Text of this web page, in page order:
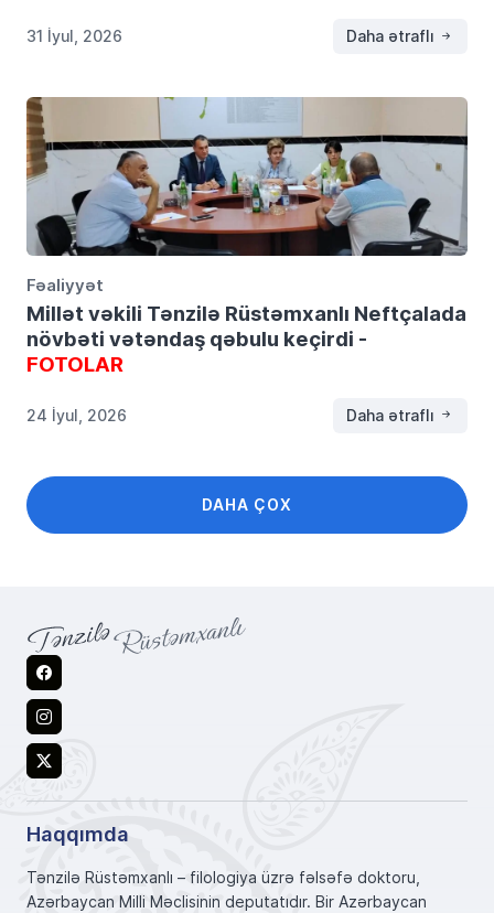
31 İyul, 2026 Daha ətraflı
Fəaliyyət
Millət vəkili Tənzilə Rüstəmxanlı Neftçalada
növbəti vətəndaş qəbulu keçirdi -
FOTOLAR
24 İyul, 2026 Daha ətraflı
DAHA ÇOX
Facebook
Instagram
X
Haqqımda
Tənzilə Rüstəmxanlı – filologiya üzrə fəlsəfə doktoru,
Azərbaycan Milli Məclisinin deputatıdır. Bir Azərbaycan